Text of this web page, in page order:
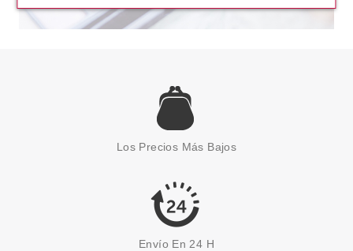
Los Precios Más Bajos
Envío En 24 H